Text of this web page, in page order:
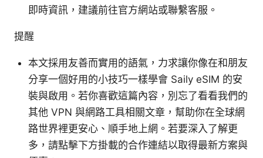
即時資訊，建議前往官方網站或聯繫客服。
提醒
本文採用友善而實用的語氣，力求讓你像在和朋友
分享一個好用的小技巧一樣學會 Saily eSIM 的安
裝與啟用。若你喜歡這篇內容，別忘了看看我們的
其他 VPN 與網路工具相關文章，幫助你在全球網
路世界裡更安心、順手地上網。若要深入了解更
多，請點擊下方掛載的合作連結以取得最新方案與